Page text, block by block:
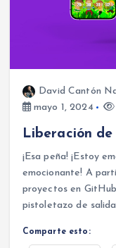
David Cantón
mayo 1, 2024
Liberación de
¡Esa peña! ¡Estoy
emocionante! A
proyectos en
pistoletazo de
Comparte esto: